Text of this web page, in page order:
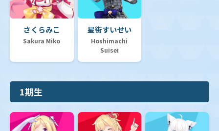
さくらみこ
Sakura Miko
星街すいせい
Hoshimachi
Suisei
1期生